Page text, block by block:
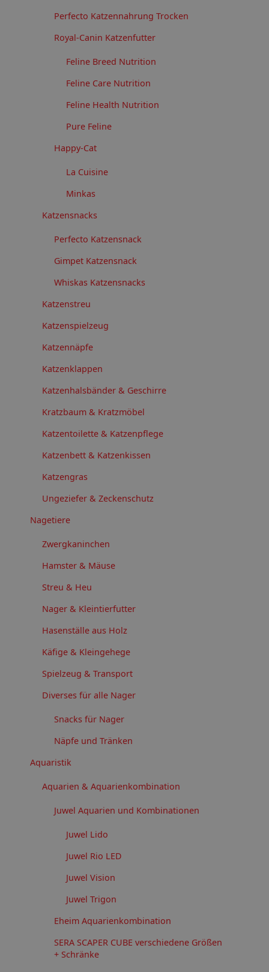
Perfecto Katzennahrung Trocken
Royal-Canin Katzenfutter
Feline Breed Nutrition
Feline Care Nutrition
Feline Health Nutrition
Pure Feline
Happy-Cat
La Cuisine
Minkas
Katzensnacks
Perfecto Katzensnack
Gimpet Katzensnack
Whiskas Katzensnacks
Katzenstreu
Katzenspielzeug
Katzennäpfe
Katzenklappen
Katzenhalsbänder & Geschirre
Kratzbaum & Kratzmöbel
Katzentoilette & Katzenpflege
Katzenbett & Katzenkissen
Katzengras
Ungeziefer & Zeckenschutz
Nagetiere
Zwergkaninchen
Hamster & Mäuse
Streu & Heu
Nager & Kleintierfutter
Hasenställe aus Holz
Käfige & Kleingehege
Spielzeug & Transport
Diverses für alle Nager
Snacks für Nager
Näpfe und Tränken
Aquaristik
Aquarien & Aquarienkombination
Juwel Aquarien und Kombinationen
Juwel Lido
Juwel Rio LED
Juwel Vision
Juwel Trigon
Eheim Aquarienkombination
SERA SCAPER CUBE verschiedene Größen
+ Schränke